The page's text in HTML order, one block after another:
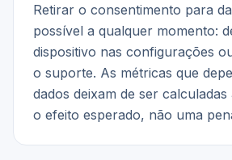
Retirar o consentimento para
possível a qualquer momento:
dispositivo nas configurações
o suporte. As métricas que
dados deixam de ser
o efeito esperado, não uma